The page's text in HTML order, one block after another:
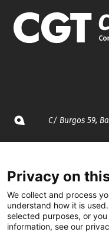
C/ Burgos 59,
935 120 481
@CGTCatalunya
Privacy on
We collect and process
understand how it is
selected purposes, or
information, see our